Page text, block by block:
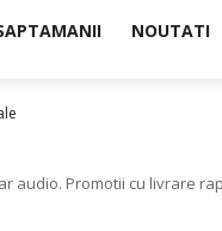
NOUTATI
audio. Promotii cu livrare